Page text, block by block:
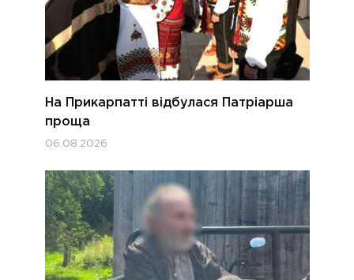
На Прикарпатті відбулася Патріарша
проща
06.08.2026